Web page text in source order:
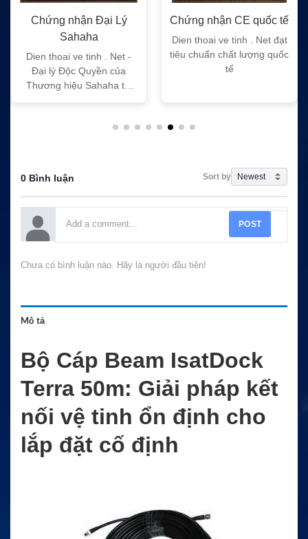
Chứng nhận Đại Lý
Sahaha
Dien thoai ve tinh . Net -
Đại lý Độc Quyền của
Thương hiệu Sahaha tại
Chứng nhận CE quốc tế
Dien thoai ve tinh . Net đạt
tiêu chuẩn chất lượng quốc
tế
0 Bình luận Sort by
POST
Chưa có bình luận nào. Hãy là người đầu tiên!
Mô tả
Bộ Cáp Beam IsatDock
Terra 50m: Giải pháp kết
nối vệ tinh ổn định cho
lắp đặt cố định